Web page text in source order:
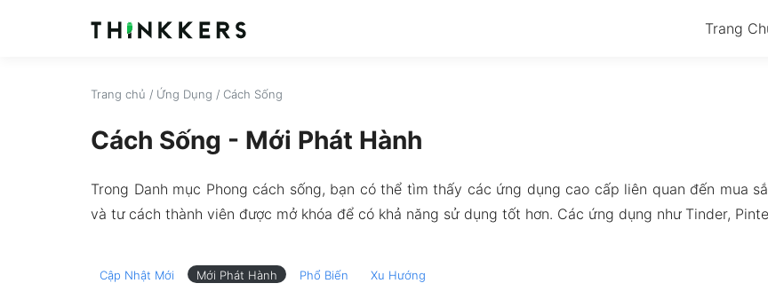
Trang
Trang chủ / Ứng Dụng / Cách Sống
Cách Sống - Mới Phát Hành
Trong Danh mục Phong cách sống, bạn có thể tìm thấy các ứng dụng cao cấp liên quan đến mua
và tư cách thành viên được mở khóa để có khả năng sử dụng tốt hơn. Các ứng dụng như Tinder,
Cập Nhật Mới Mới Phát Hành Phổ Biến Xu Hướng